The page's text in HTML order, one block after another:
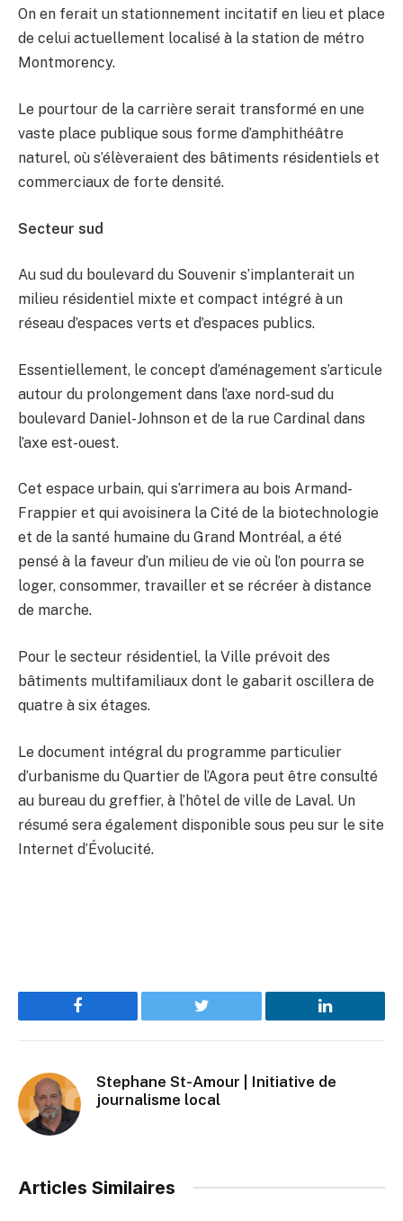
On en ferait un stationnement incitatif en lieu et place
de celui actuellement localisé à la station de métro
Montmorency.
Le pourtour de la carrière serait transformé en une
vaste place publique sous forme d’amphithéâtre
naturel, où s’élèveraient des bâtiments résidentiels et
commerciaux de forte densité.
Secteur sud
Au sud du boulevard du Souvenir s’implanterait un
milieu résidentiel mixte et compact intégré à un
réseau d’espaces verts et d’espaces publics.
Essentiellement, le concept d’aménagement s’articule
autour du prolongement dans l’axe nord-sud du
boulevard Daniel-Johnson et de la rue Cardinal dans
l’axe est-ouest.
Cet espace urbain, qui s’arrimera au bois Armand-
Frappier et qui avoisinera la Cité de la biotechnologie
et de la santé humaine du Grand Montréal, a été
pensé à la faveur d’un milieu de vie où l’on pourra se
loger, consommer, travailler et se récréer à distance
de marche.
Pour le secteur résidentiel, la Ville prévoit des
bâtiments multifamiliaux dont le gabarit oscillera de
quatre à six étages.
Le document intégral du programme particulier
d’urbanisme du Quartier de l’Agora peut être consulté
au bureau du greffier, à l’hôtel de ville de Laval. Un
résumé sera également disponible sous peu sur le site
Internet d’Évolucité.
Facebook Twitter LinkedIn
Stephane St-Amour | Initiative de
journalisme local
Articles Similaires